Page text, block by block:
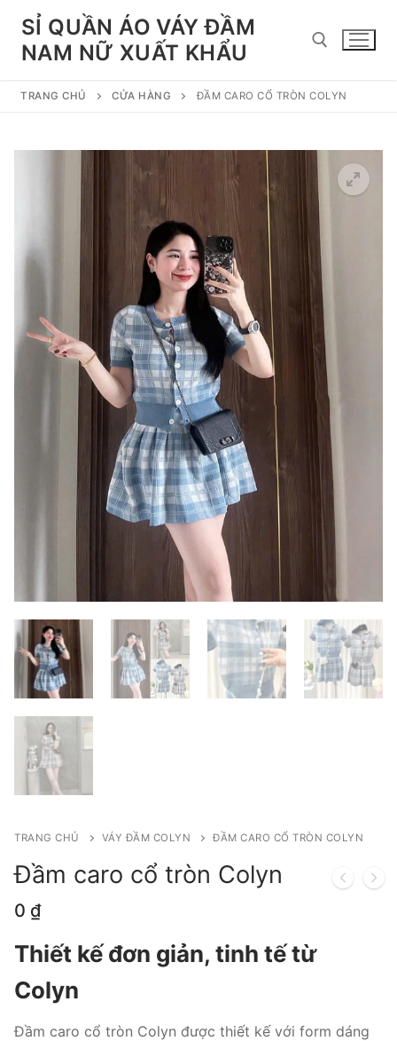
Chuyển
đếnSỈ QUẦN ÁO VÁY ĐẦM
NAM NỮ XUẤT KHẨU
TRANG CHỦ CỬA HÀNG ĐẦM CARO CỔ TRÒN COLYN
TRANG CHỦ VÁY ĐẦM COLYN ĐẦM CARO CỔ TRÒN COLYN
Đầm caro cổ tròn Colyn
0 ₫
Thiết kế đơn giản, tinh tế từ
Colyn
Đầm caro cổ tròn Colyn được thiết kế với form dáng